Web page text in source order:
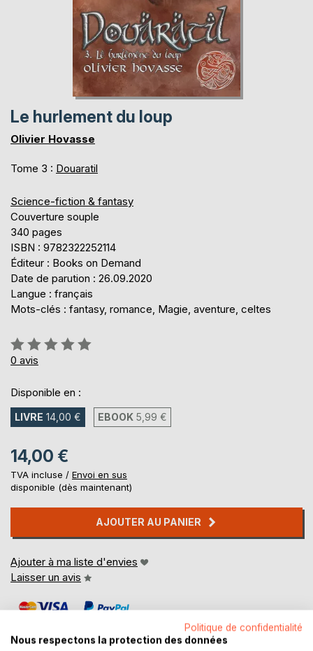
Le hurlement du loup
Olivier Hovasse
Tome 3 : Douaratil
Science-fiction & fantasy
Couverture souple
340 pages
ISBN : 9782322252114
Éditeur : Books on Demand
Date de parution : 26.09.2020
Langue : français
Mots-clés : fantasy, romance, Magie, aventure, celtes
Évaluation:
0%
0 avis
Disponible en :
LIVRE 14,00 € EBOOK 5,99 €
14,00 €
TVA incluse / Envoi en sus
disponible (dès maintenant)
AJOUTER AU PANIER
Ajouter à ma liste d'envies
Laisser un avis
Politique de confidentialité
Nous respectons la protection des données